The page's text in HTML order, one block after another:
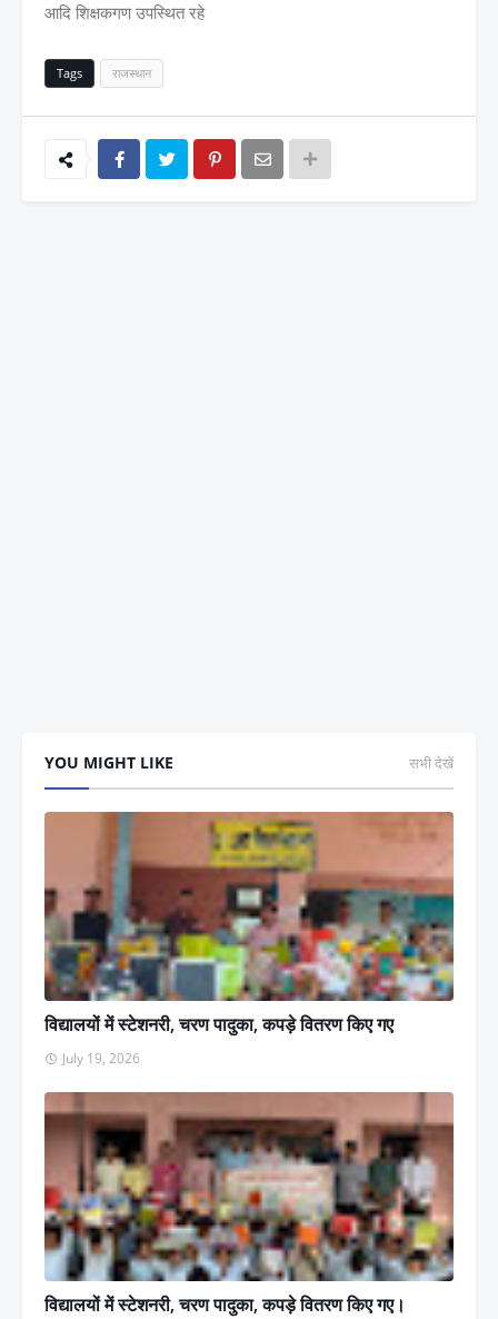
आदि शिक्षकगण उपस्थित रहे
Tags राजस्थान
YOU MIGHT LIKE सभी देखें
विद्यालयों में स्टेशनरी, चरण पादुका, कपड़े वितरण किए गए
July 19, 2026
विद्यालयों में स्टेशनरी, चरण पादुका, कपड़े वितरण किए गए।